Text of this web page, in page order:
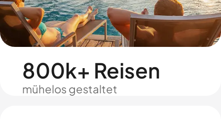
800k+ Reisen
mühelos gestaltet